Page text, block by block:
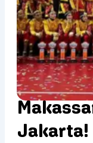
Jakarta!